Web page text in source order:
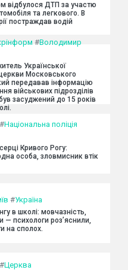
відбулося ДТП за участю
та легкового. В
постраждав водій
#Володимир
Української
Московського
передавав інформацію
військових підрозділів
засуджений до 15 років
#Національна поліція
Кривого Рогу:
особа, зловмисник втік
#Україна
в школі: мовчазність,
— психологи роз’яснили,
на сполох.
#Церква